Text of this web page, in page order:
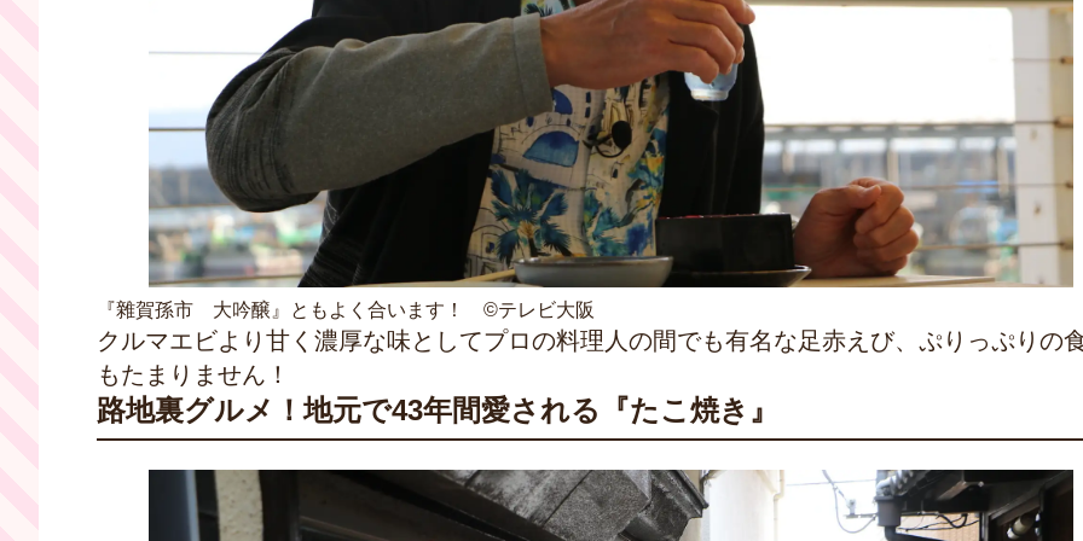
『雜賀孫市 大吟醸』ともよく合います！ ©テレビ大阪
クルマエビより甘く濃厚な味としてプロの料理人の間でも有名な足赤えび、ぷりっぷりの
もたまりません！
路地裏グルメ！地元で43年間愛される『たこ焼き』